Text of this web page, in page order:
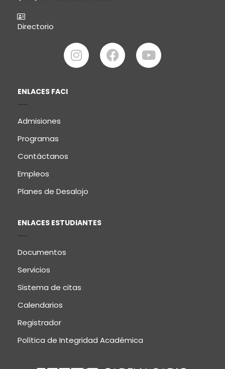
Directorio
ENLACES FACI
Admisiones
Programas
Contáctanos
Empleos
Planes de Desalojo
ENLACES ESTUDIANTES
Documentos
Servicios
Sistema de citas
Calendarios
Registrador
Política de Integridad Académica